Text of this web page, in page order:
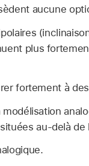
aucune
plus
fortement à
au-delà